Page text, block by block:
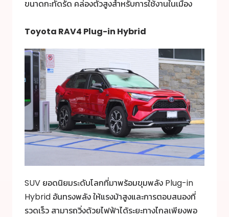
ขนาดกะทัดรัด คล่องตัวสูงสำหรับการใช้งานในเมือง
Toyota RAV4 Plug-in Hybrid
SUV ยอดนิยมระดับโลกที่มาพร้อมขุมพลัง Plug-in
Hybrid อันทรงพลัง ให้แรงม้าสูงและการตอบสนองที่
รวดเร็ว สามารถวิ่งด้วยไฟฟ้าได้ระยะทางไกลเพียงพอ